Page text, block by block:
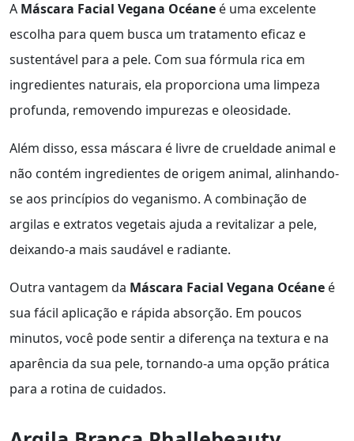
A Máscara Facial Vegana Océane é uma excelente
escolha para quem busca um tratamento eficaz e
sustentável para a pele. Com sua fórmula rica em
ingredientes naturais, ela proporciona uma limpeza
profunda, removendo impurezas e oleosidade.
Além disso, essa máscara é livre de crueldade animal e
não contém ingredientes de origem animal, alinhando-
se aos princípios do veganismo. A combinação de
argilas e extratos vegetais ajuda a revitalizar a pele,
deixando-a mais saudável e radiante.
Outra vantagem da Máscara Facial Vegana Océane é
sua fácil aplicação e rápida absorção. Em poucos
minutos, você pode sentir a diferença na textura e na
aparência da sua pele, tornando-a uma opção prática
para a rotina de cuidados.